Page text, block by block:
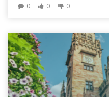
0 0 0